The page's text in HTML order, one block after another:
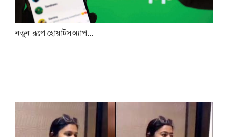
নতুন রূপে হোয়াটসঅ্যাপ...